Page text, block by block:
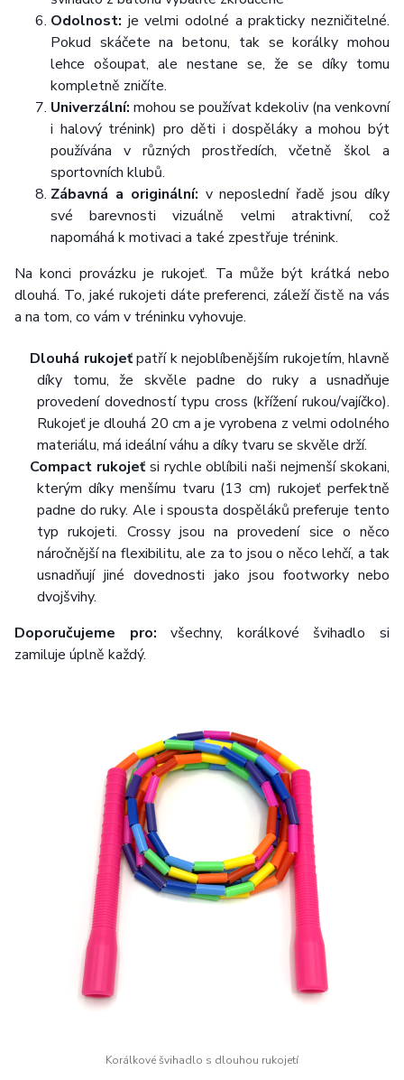
Odolnost: je velmi odolné a prakticky nezničitelné.
Pokud skáčete na betonu, tak se korálky mohou
lehce ošoupat, ale nestane se, že se díky tomu
kompletně zničíte.
Univerzální: mohou se používat kdekoliv (na venkovní
i halový trénink) pro děti i dospěláky a mohou být
používána v různých prostředích, včetně škol a
sportovních klubů.
Zábavná a originální: v neposlední řadě jsou díky
své barevnosti vizuálně velmi atraktivní, což
napomáhá k motivaci a také zpestřuje trénink.
Na konci provázku je rukojeť. Ta může být krátká nebo
dlouhá. To, jaké rukojeti dáte preferenci, záleží čistě na vás
a na tom, co vám v tréninku vyhovuje.
Dlouhá rukojeťpatří k nejoblíbenějším rukojetím, hlavně
díky tomu, že skvěle padne do ruky a usnadňuje
provedení dovedností typu cross (křížení rukou/vajíčko).
Rukojeť je dlouhá 20 cm a je vyrobena z velmi odolného
materiálu, má ideální váhu a díky tvaru se skvěle drží.
Compact rukojeťsi rychle oblíbili naši nejmenší skokani,
kterým díky menšímu tvaru (13 cm) rukojeť perfektně
padne do ruky. Ale i spousta dospěláků preferuje tento
typ rukojeti. Crossy jsou na provedení sice o něco
náročnější na flexibilitu, ale za to jsou o něco lehčí, a tak
usnadňují jiné dovednosti jako jsou footworky nebo
dvojšvihy.
Doporučujeme pro: všechny, korálkové švihadlo si
zamiluje úplně každý.
Korálkové švihadlo s dlouhou rukojetí